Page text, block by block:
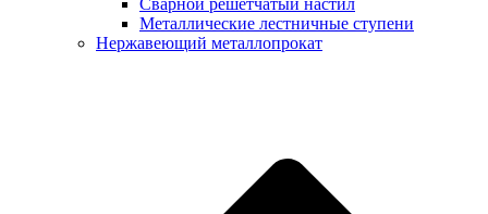
Сварной решетчатый настил
Металлические лестничные ступени
Нержавеющий металлопрокат